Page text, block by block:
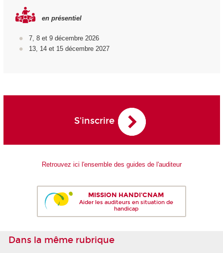
en présentiel
7, 8 et 9 décembre 2026
13, 14 et 15 décembre 2027
S'inscrire
Retrouvez ici l'ensemble des guides de l'auditeur
MISSION HANDI'CNAM
Aider les auditeurs en situation de
handicap
Dans la même rubrique